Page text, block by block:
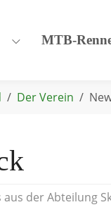
Submenu for
MTB-
Der Verein
aus der Abteilung